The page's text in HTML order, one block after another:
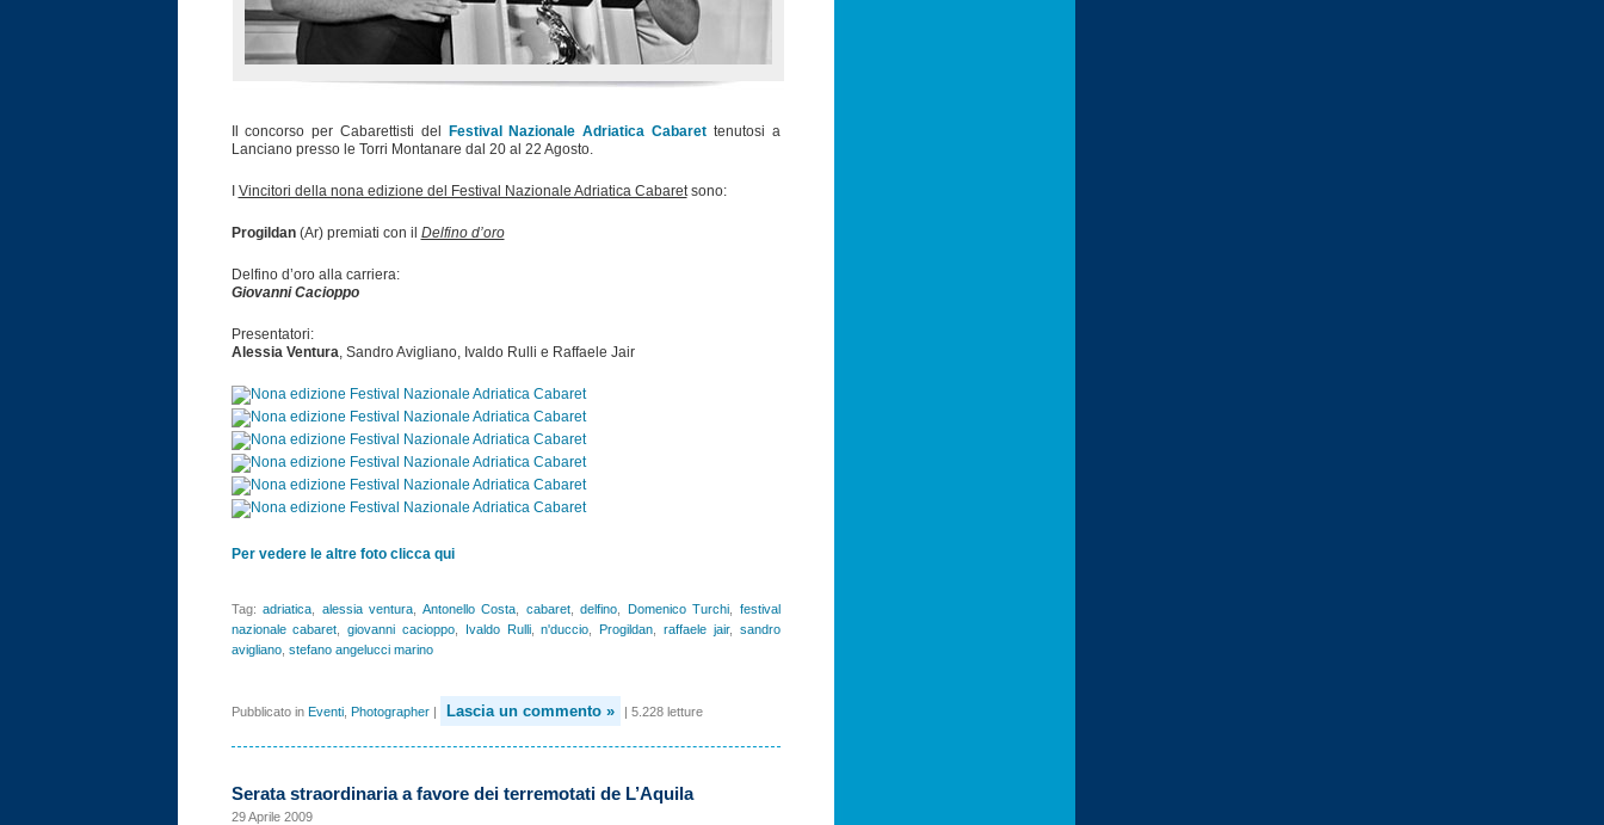
Il concorso per Cabarettisti del Festival Nazionale Adriatica Cabarettenutosi a
Lanciano presso le Torri Montanare dal 20 al 22 Agosto.
Vincitori della nona edizione del Festival Nazionale Adriatica Cabaretsono:
Progildan(Ar) premiati con il Delfino d’oro
Delfino d’oro alla carriera:
Giovanni Cacioppo
Presentatori:
Alessia Ventura , Sandro Avigliano, Ivaldo Rulli e Raffaele Jair
Per vedere le altre foto clicca qui
Tag: adriatica alessia ventura Antonello Costa cabaret, delfino Domenico Turchi
festival
nazionale cabaret ,giovanni cacioppo, Ivaldo Rulli,n'duccio ,Progildan raffaele jair, sandro
avigliano, stefano angelucci marino
Pubblicato in Eventi, Photographer| Lascia un commento » | 5.228 letture
Serata straordinaria a favore dei terremotati de L’Aquila
29 Aprile 2009